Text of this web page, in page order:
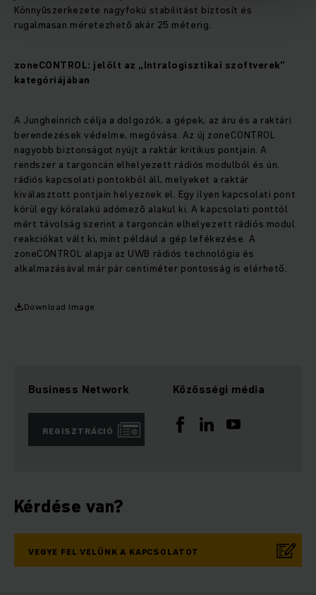
Könnyűszerkezete nagyfokú stabilitást biztosít és
rugalmasan méretezhető akár 25 méterig.
zoneCONTROL: jelölt az „Intralogisztikai szoftverek”
kategóriájában
A Jungheinrich célja a dolgozók, a gépek, az áru és a raktári
berendezések védelme, megóvása. Az új zoneCONTROL
nagyobb biztonságot nyújt a raktár kritikus pontjain. A
rendszer a targoncán elhelyezett rádiós modulból és ún.
rádiós kapcsolati pontokból áll, melyeket a raktár
kiválasztott pontjain helyeznek el. Egy ilyen kapcsolati pont
körül egy köralakú adómező alakul ki. A kapcsolati ponttól
mért távolság szerint a targoncán elhelyezett rádiós modul
reakciókat vált ki, mint például a gép lefékezése. A
zoneCONTROL alapja az UWB rádiós technológia és
alkalmazásával már pár centiméter pontosság is elérhető.
Download Image
Business Network
REGISZTRÁCIÓ
Közösségi média
Kérdése van?
VEGYE FEL VELÜNK A KAPCSOLATOT